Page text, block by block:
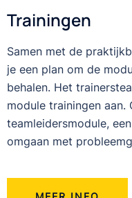
Trainingen
Samen met de
je een plan om de
behalen. Het
module trainingen
teamleidersmodule,
omgaan met